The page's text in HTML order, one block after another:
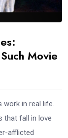
Movie
work in real life.
that fall in love
afflicted